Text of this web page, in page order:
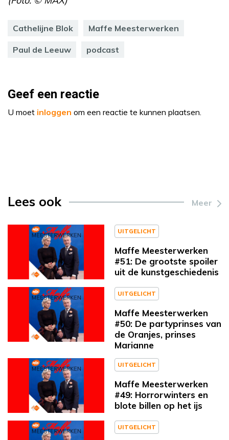
Cathelijne Blok Maffe Meesterwerken
Paul de Leeuw podcast
Geef een reactie
U moet inloggen om een reactie te kunnen plaatsen.
Lees ook Meer
UITGELICHT
Maffe Meesterwerken
#51: De grootste spoiler
uit de kunstgeschiedenis
UITGELICHT
Maffe Meesterwerken
#50: De partyprinses van
de Oranjes, prinses
Marianne
UITGELICHT
Maffe Meesterwerken
#49: Horrorwinters en
blote billen op het ijs
UITGELICHT